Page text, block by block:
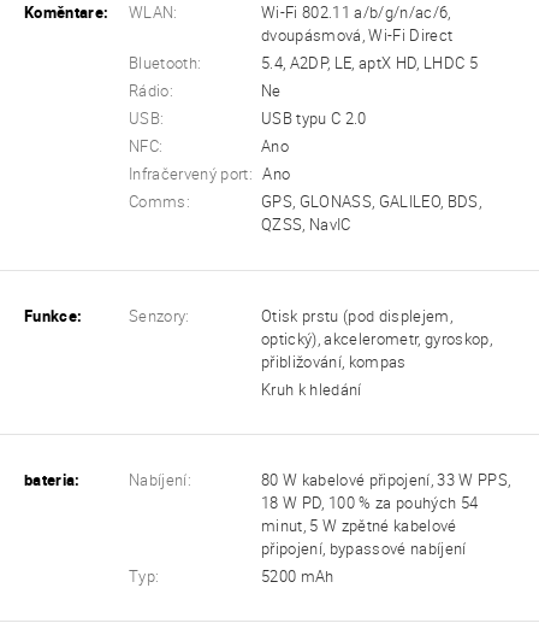
Koměntare: WLAN:
Wi-Fi 802.11 a/b/g/n/ac/6,
dvoupásmová, Wi-Fi Direct
Bluetooth:
5.4, A2DP, LE, aptX HD, LHDC 5
Rádio:
Ne
USB:
USB typu C 2.0
NFC:
Ano
Infračervený port:
Ano
Comms:
GPS, GLONASS, GALILEO, BDS,
QZSS, NavIC
Funkce: Senzory:
Otisk prstu (pod displejem,
optický), akcelerometr, gyroskop,
přibližování, kompas
Kruh k hledání
bateria: Nabíjení:
80 W kabelové připojení, 33 W PPS,
18 W PD, 100 % za pouhých 54
minut, 5 W zpětné kabelové
připojení, bypassové nabíjení
Typ:
5200 mAh